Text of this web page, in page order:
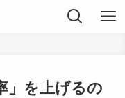
」を上げるの